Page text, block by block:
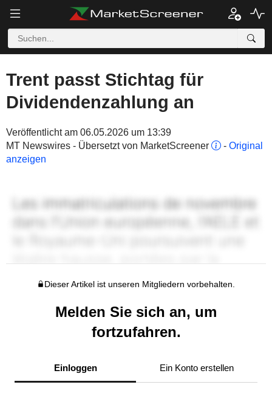
Trent passt Stichtag für
Dividendenzahlung an
Veröffentlicht am 06.05.2026 um 13:39
MT Newswires - Übersetzt von MarketScreener
- Original
anzeigen
Dieser Artikel ist unseren Mitgliedern vorbehalten.
Melden Sie sich an, um
fortzufahren.
Einloggen Ein Konto erstellen